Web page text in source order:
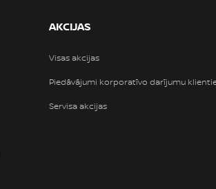
AKCIJAS
Visas akcijas
Piedāvājumi korporatīvo darījumu
Servisa akcijas